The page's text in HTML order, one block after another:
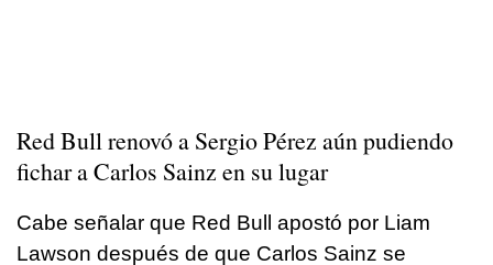
Red Bull renovó a Sergio Pérez aún pudiendo
fichar a Carlos Sainz en su lugar
Cabe señalar que Red Bull apostó por Liam
Lawson después de que Carlos Sainz se